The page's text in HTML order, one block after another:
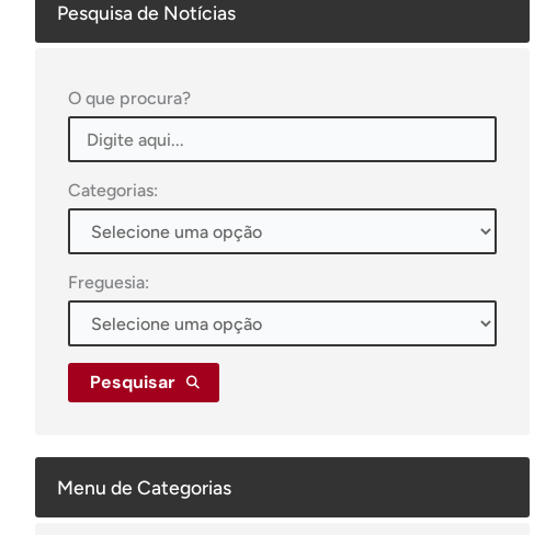
Pesquisa de Notícias
O que procura?
Categorias:
Freguesia:
Pesquisar
Menu de Categorias